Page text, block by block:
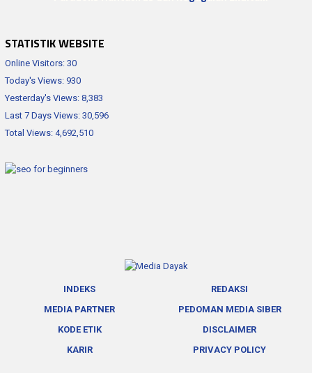
STATISTIK WEBSITE
Online Visitors: 30
Today's Views: 930
Yesterday's Views: 8,383
Last 7 Days Views: 30,596
Total Views: 4,692,510
INDEKS
REDAKSI
MEDIA PARTNER
PEDOMAN MEDIA SIBER
KODE ETIK
DISCLAIMER
KARIR
PRIVACY POLICY